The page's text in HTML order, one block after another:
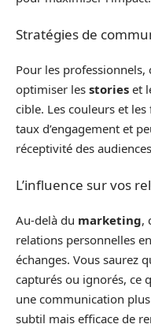
Stratégies de
Pour les
optimiser les stories et
cible. Les couleurs et
taux d’engagement et
réceptivité des
L’influence sur vos
Au-delà du marketing,
relations personnelles
échanges. Vous saurez
capturés ou ignorés, ce
une communication
subtil mais efficace de